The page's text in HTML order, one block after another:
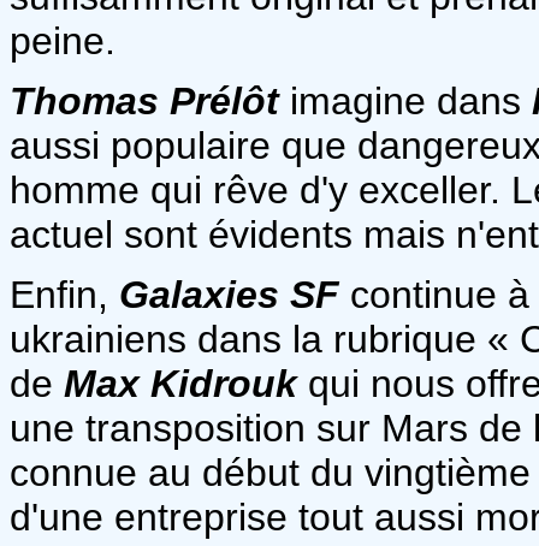
peine.
Thomas Prélôtimagine dans
aussi populaire que
homme qui rêve d'y exceller.
actuel sont évidents mais
Enfin, Galaxies SFcontinue à
ukrainiens dans la rubrique «
de Max Kidroukqui nous
une transposition sur Mars
connue au début du
d'une entreprise tout aussi